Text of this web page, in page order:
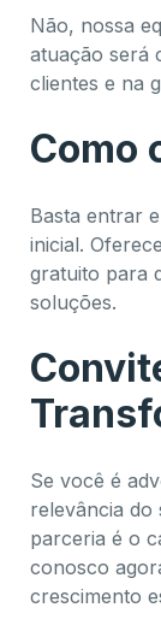
Não, nossa
atuação será
clientes e na
Como
Basta entrar
inicial.
gratuito para
soluções.
Se você é
relevância do
parceria é o
conosco
crescimento